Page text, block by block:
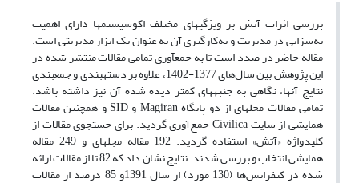
بررسی اثرات آتش بر ویژگی‏های مختلف اکوسیستم‏ها دارای اهمیت
به‌سزایی در مدیریت و به‌کارگیری آن به عنوان یک ابزار مدیریتی است.
مقاله حاضر در صدد است تا به جمع‏آوری تمامی مقالات منتشر شده در
این پژوهش بین سال‌‌های 1377-1402، علاوه بر دسته‏بندی و جمع‏بندی
نتایج آنها، نگاهی به جنبه‏های کمتر دیده شده آن نیز داشته باشد.
تمامی مقالات مجله‏ای از دو پایگاه Magiran و SID و همچنین مقالات
همایشی از سایت Civilica جمع‌‌آوری گردید. برای جستجوی مقالات از
کلیدواژه «آتش» استفاده گردید. 192 مقاله مجله‏ای و 249 مقاله
همایشی انتخاب و بررسی شدند. نتایج نشان داد که 82 تا از مقالات ارائه
شده در کنفرانس‌ها (130 مورد) از سال 1391و 85 درصد از مقالات